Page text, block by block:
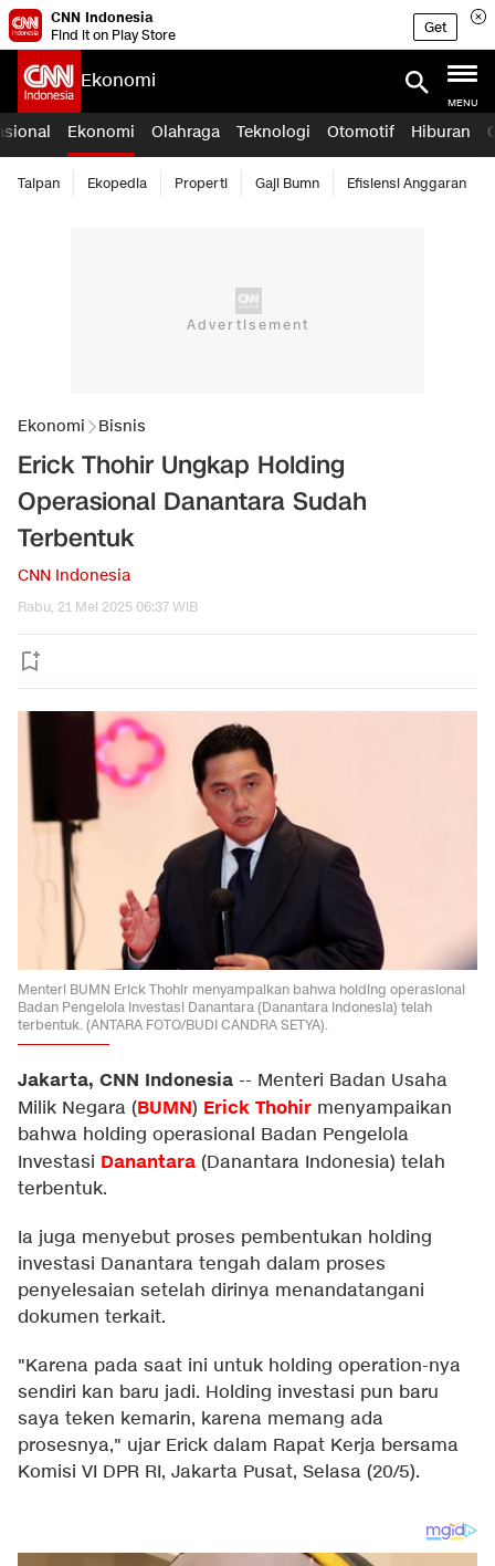
CNN Indonesia
Find it on Play Store
Get
Ekonomi
MENU
Ekonomi Olahraga Teknologi Otomotif Hiburan
Taipan Ekopedia Properti Gaji Bumn Efisiensi Anggaran
Ekonomi Bisnis
Erick Thohir Ungkap Holding
Operasional Danantara Sudah
Terbentuk
CNN Indonesia
Rabu, 21 Mei 2025 06:37 WIB
Menteri BUMN Erick Thohir menyampaikan bahwa holding operasional
Badan Pengelola Investasi Danantara (Danantara Indonesia) telah
terbentuk. (ANTARA FOTO/BUDI CANDRA SETYA).
Jakarta, CNN Indonesia -- Menteri Badan Usaha
Milik Negara (BUMN) Erick Thohir menyampaikan
bahwa holding operasional Badan Pengelola
Investasi Danantara (Danantara Indonesia) telah
terbentuk.
Ia juga menyebut proses pembentukan holding
investasi Danantara tengah dalam proses
penyelesaian setelah dirinya menandatangani
dokumen terkait.
"Karena pada saat ini untuk holding operation-nya
sendiri kan baru jadi. Holding investasi pun baru
saya teken kemarin, karena memang ada
prosesnya," ujar Erick dalam Rapat Kerja bersama
Komisi VI DPR RI, Jakarta Pusat, Selasa (20/5).